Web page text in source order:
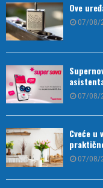
Ove
07/08/
07/08/
Cveće u
07/08/